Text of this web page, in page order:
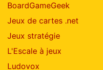
BoardGameGeek
Jeux de cartes .net
Jeux stratégie
L'Escale à jeux
Ludovox